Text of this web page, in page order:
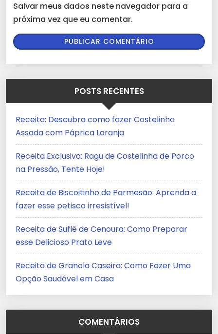
Salvar meus dados neste navegador para a
próxima vez que eu comentar.
POSTS RECENTES
Receita: Descubra como fazer Costelinha
Assada com Páprica Laranja
Receita Exclusiva: Ragu de Costelinha de Porco
na Pressão, Tente Hoje!
Receita de Biscoitinho de Parmesão: Aprenda a
fazer esse petisco irresistível!
Receita de Suflê de Cenoura: Como Preparar
esse Delicioso Prato Leve
Receita de Granola Caseira: Como Fazer Uma
Opção Saudável em Casa
COMENTÁRIOS